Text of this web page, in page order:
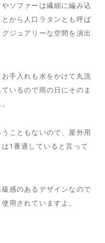
ソファーは繊細に編み込
から人口ラタンとも呼ば
ジュアリーな空間を演出
手入れも水をかけて丸洗
いるので雨の日にそのま
こともないので、屋外用
1番適していると言って
感のあるデザインなので
用されていますよ。